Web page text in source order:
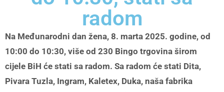
radom
Na Međunarodni dan žena, 8. marta 2025. godine, od
10:00 do 10:30, više od 230 Bingo trgovina širom
cijele BiH će stati sa radom. Sa radom će stati Dita,
Pivara Tuzla, Ingram, Kaletex, Duka, naša fabrika